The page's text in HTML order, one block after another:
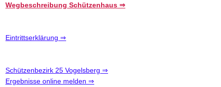
Wegbeschreibung Schützenhaus ⇒
Eintrittserklärung ⇒
Schützenbezirk 25 Vogelsberg ⇒
Ergebnisse online melden ⇒